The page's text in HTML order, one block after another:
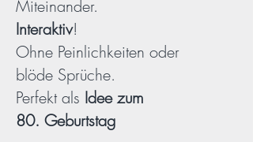
Miteinander.
Interaktiv!
Ohne Peinlichkeiten oder
blöde Sprüche.
Perfekt als Idee zum
80. Geburtstag